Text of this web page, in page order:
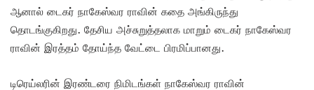
ஆனால் டைகர் நாகேஸ்வர ராவின் கதை அங்கிருந்து
தொடங்குகிறது. தேசிய அச்சுறுத்தலாக மாறும் டைகர் நாகேஸ்வர
ராவின் இரத்தம் தோய்ந்த வேட்டை பிரமிப்பானது.
டிரெய்லரின் இரண்டரை நிமிடங்கள் நாகேஸ்வர ராவின்